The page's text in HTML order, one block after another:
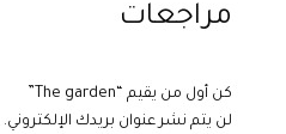
مراجعات
كن أول من يقيم “The garden”
لن يتم نشر عنوان بريدك الإلكتروني.